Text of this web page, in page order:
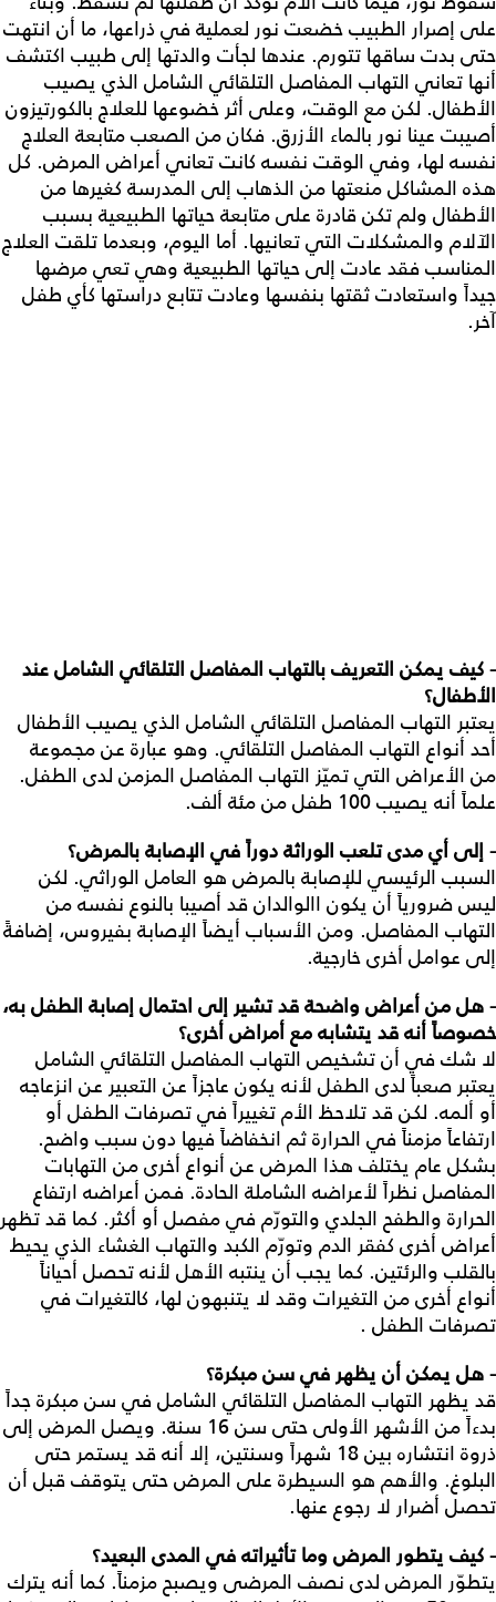
على إصرار الطبيب خضعت نور لعملية في ذراعها، ما أن انتهت
حتى بدت ساقها تتورم. عندها لجأت والدتها إلى طبيب اكتشف
أنها تعاني التهاب المفاصل التلقائي الشامل الذي يصيب
الأطفال. لكن مع الوقت، وعلى أثر خضوعها للعلاج بالكورتيزون
أصيبت عينا نور بالماء الأزرق. فكان من الصعب متابعة العلاج
نفسه لها، وفي الوقت نفسه كانت تعاني أعراض المرض. كل
هذه المشاكل منعتها من الذهاب إلى المدرسة كغيرها من
الأطفال ولم تكن قادرة على متابعة حياتها الطبيعية بسبب
الآلام والمشكلات التي تعانيها. أما اليوم، وبعدما تلقت العلاج
المناسب فقد عادت إلى حياتها الطبيعية وهي تعي مرضها
جيداً واستعادت ثقتها بنفسها وعادت تتابع دراستها كأي طفل
آخر.
- كيف يمكن التعريف بالتهاب المفاصل التلقائي الشامل عند
الأطفال؟
يعتبر التهاب المفاصل التلقائي الشامل الذي يصيب الأطفال
أحد أنواع التهاب المفاصل التلقائي. وهو عبارة عن مجموعة
من الأعراض التي تميّز التهاب المفاصل المزمن لدى الطفل.
علماً أنه يصيب 100 طفل من مئة ألف.
- إلى أي مدى تلعب الوراثة دوراً في الإصابة بالمرض؟
السبب الرئيسي للإصابة بالمرض هو العامل الوراثي. لكن
ليس ضرورياً أن يكون االوالدان قد أصيبا بالنوع نفسه من
التهاب المفاصل. ومن الأسباب أيضاً الإصابة بفيروس، إضافةً
إلى عوامل أخرى خارجية.
- هل من أعراض واضحة قد تشير إلى احتمال إصابة الطفل به،
خصوصاً أنه قد يتشابه مع أمراض أخرى؟
لا شك في أن تشخيص التهاب المفاصل التلقائي الشامل
يعتبر صعباً لدى الطفل لأنه يكون عاجزاً عن التعبير عن انزعاجه
أو ألمه. لكن قد تلاحظ الأم تغييراً في تصرفات الطفل أو
ارتفاعاً مزمناً في الحرارة ثم انخفاضاً فيها دون سبب واضح.
بشكل عام يختلف هذا المرض عن أنواع أخرى من التهابات
المفاصل نظراً لأعراضه الشاملة الحادة. فمن أعراضه ارتفاع
الحرارة والطفح الجلدي والتورّم في مفصل أو أكثر. كما قد تظهر
أعراض أخرى كفقر الدم وتورّم الكبد والتهاب الغشاء الذي يحيط
بالقلب والرئتين. كما يجب أن ينتبه الأهل لأنه تحصل أحياناً
أنواع أخرى من التغيرات وقد لا يتنبهون لها، كالتغيرات في
تصرفات الطفل .
- هل يمكن أن يظهر في سن مبكرة؟
قد يظهر التهاب المفاصل التلقائي الشامل في سن مبكرة جداً
بدءاً من الأشهر الأولى حتى سن 16 سنة. ويصل المرض إلى
ذروة انتشاره بين 18 شهراً وسنتين، إلا أنه قد يستمر حتى
البلوغ. والأهم هو السيطرة على المرض حتى يتوقف قبل أن
تحصل أضرار لا رجوع عنها.
- كيف يتطور المرض وما تأثيراته في المدى البعيد؟
يتطوّر المرض لدى نصف المرضى ويصبح مزمناً. كما أنه يترك